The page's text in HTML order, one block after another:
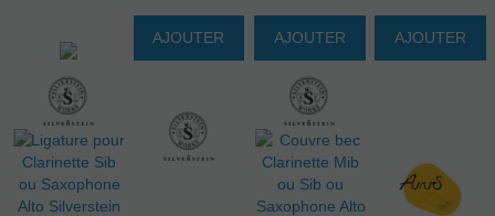
AJOUTER AJOUTER AJOUTER